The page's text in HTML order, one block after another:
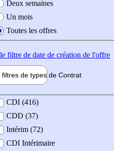
Deux semaines
Un mois
Toutes les offres
filtre de date de création de l'offre
filtres de types de Contrat
contrat
CDI (416)
CDD (37)
Intérim (72)
CDI Intérimaire